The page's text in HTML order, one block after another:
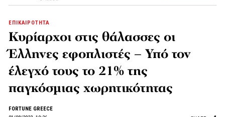
ΕΠΙΚΑΙΡΟΤΗΤΑ
Κυρίαρχοι στις θάλασσες οι
Έλληνες εφοπλιστές – Υπό τον
έλεγχό τους το 21% της
παγκόσμιας χωρητικότητας
FORTUNE GREECE